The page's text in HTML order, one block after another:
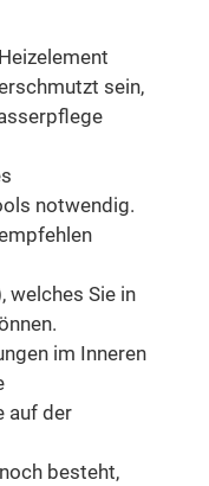
sein,
notwendig.
welches Sie in
im Inneren
auf der
besteht,